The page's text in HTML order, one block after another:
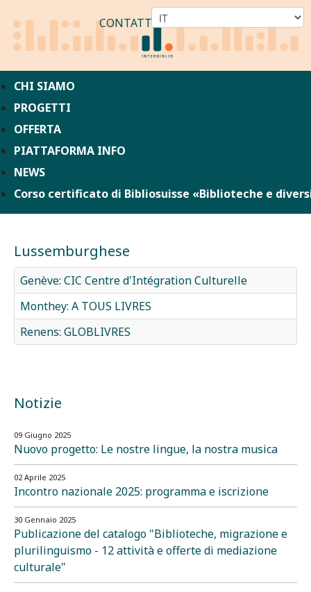
CONTATTO
CHI SIAMO
PROGETTI
OFFERTA
PIATTAFORMA INFO
NEWS
Corso certificato di Bibliosuisse «Biblioteche e
Lussemburghese
Genève: CIC Centre d'Intégration Culturelle
Monthey: A TOUS LIVRES
Renens: GLOBLIVRES
Notizie
09 Giugno 2025
Nuovo progetto: Le nostre lingue, la nostra musica
02 Aprile 2025
Incontro nazionale 2025: programma e iscrizione
30 Gennaio 2025
Publicazione del catalogo "Biblioteche, migrazione e
plurilinguismo - 12 attività e offerte di mediazione
culturale"